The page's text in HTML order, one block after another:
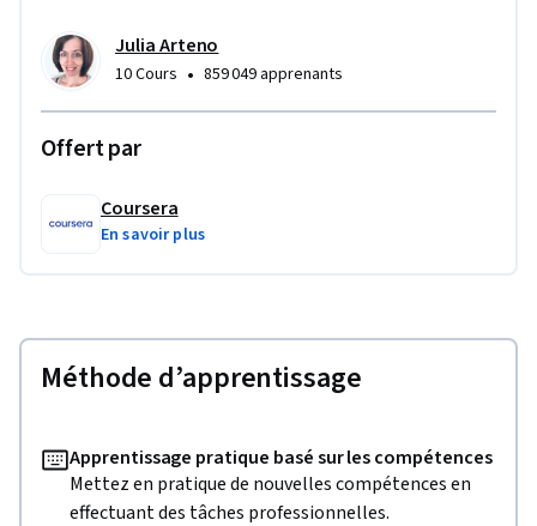
Julia Arteno
10 Cours • 859 049 apprenants
Offert par
Coursera
En savoir plus
Méthode d’apprentissage
Apprentissage pratique basé sur les compétences
Mettez en pratique de nouvelles compétences en
effectuant des tâches professionnelles.